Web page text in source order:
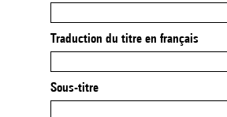
Traduction du titre en français
Sous-titre